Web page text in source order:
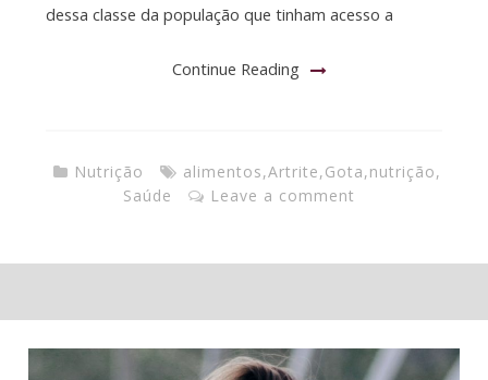
dessa classe da população que tinham acesso a
Continue Reading
Nutrição alimentos,Artrite,Gota,nutrição,
Saúde
Leave a comment